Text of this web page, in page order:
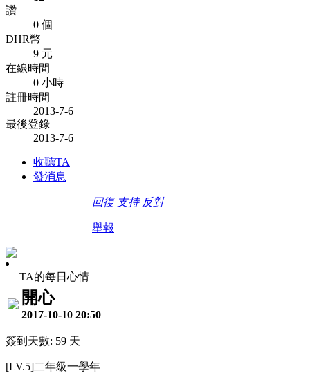
讚
0 個
DHR幣
9 元
在線時間
0 小時
註冊時間
2013-7-6
最後登錄
2013-7-6
收聽TA
發消息
回復 支持 反對
舉報
TA的每日心情
開心
2017-10-10 20:50
簽到天數: 59 天
[LV.5]二年級一學年